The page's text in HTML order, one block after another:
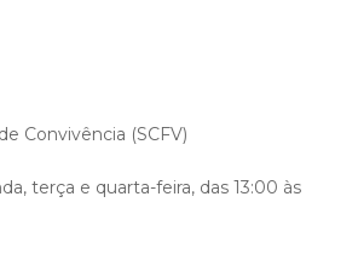
Convivência (SCFV)
terça e quarta-feira, das 13:00 às